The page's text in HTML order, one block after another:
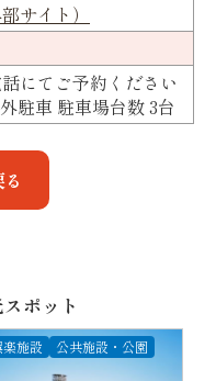
サイト）
にてご予約ください
駐車 駐車場台数 3台
ポット
楽施設 公共施設・公園